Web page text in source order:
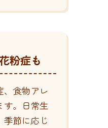
粉症も
、食物アレ
す。日常生
季節に応じ